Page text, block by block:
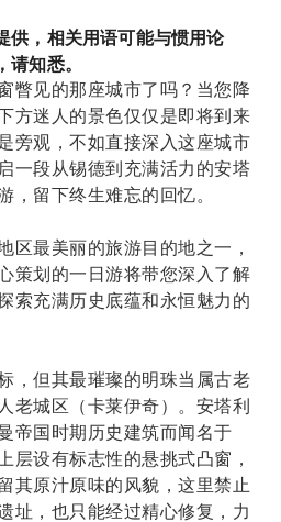
供，相关用语可能与惯用论
知悉。
瞥见的那座城市了吗？当您降
方迷人的景色仅仅是即将到来
旁观，不如直接深入这座城市
一段从锡德到充满活力的安塔
，留下终生难忘的回忆。
区最美丽的旅游目的地之一，
策划的一日游将带您深入了解
索充满历史底蕴和永恒魅力的
，但其最璀璨的明珠当属古老
老城区（卡莱伊奇）。安塔利
帝国时期历史建筑而闻名于
层设有标志性的悬挑式凸窗，
其原汁原味的风貌，这里禁止
址，也只能经过精心修复，力